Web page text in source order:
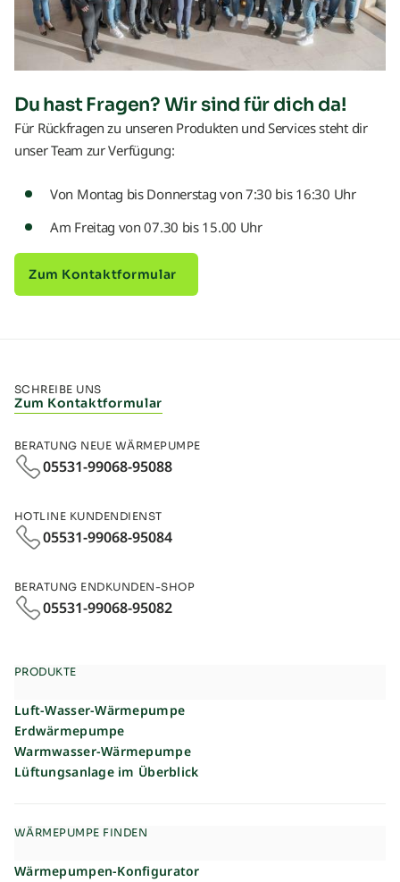
Du hast Fragen? Wir sind für dich da!
Für Rückfragen zu unseren Produkten und Services steht dir
unser Team zur Verfügung:
Von Montag bis Donnerstag von 7:30 bis 16:30 Uhr
Am Freitag von 07.30 bis 15.00 Uhr
Zum Kontaktformular
SCHREIBE UNS
Zum Kontaktformular
BERATUNG NEUE WÄRMEPUMPE
05531-99068-95088
HOTLINE KUNDENDIENST
05531-99068-95084
BERATUNG ENDKUNDEN-SHOP
05531-99068‑95082
PRODUKTE
Luft-Wasser-Wärmepumpe
Erdwärmepumpe
Warmwasser-Wärmepumpe
Lüftungsanlage im Überblick
WÄRMEPUMPE FINDEN
Wärmepumpen-Konfigurator